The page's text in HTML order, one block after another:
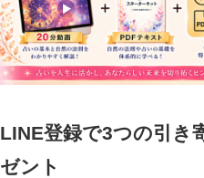
LINE登録で3つの引き
ゼント